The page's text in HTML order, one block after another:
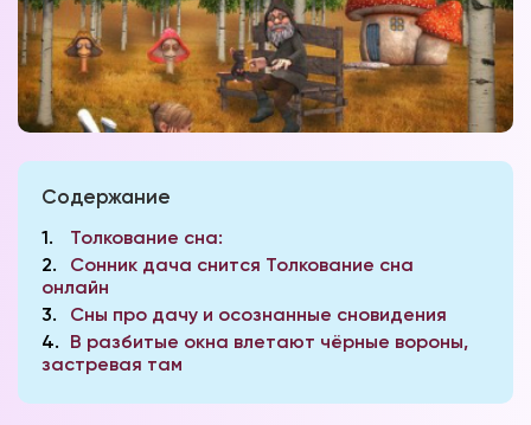
Содержание
1
Толкование сна:
2
Сонник дача снится Толкование сна
онлайн
3
Сны про дачу и осознанные сновидения
4
В разбитые окна влетают чёрные вороны,
застревая там